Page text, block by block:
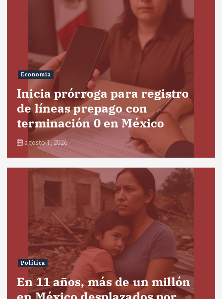
Economía
Inicia prórroga para registro
de líneas prepago con
terminación 0 en México
agosto 1, 2026
Política
En 11 años, más de un millón